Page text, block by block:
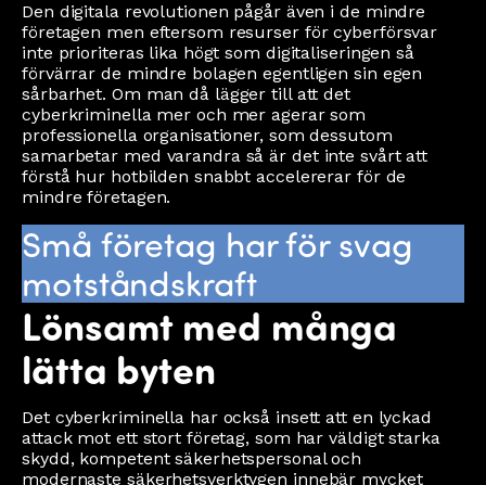
Den digitala revolutionen pågår även i de mindre
företagen men eftersom resurser för cyberförsvar
inte prioriteras lika högt som digitaliseringen så
förvärrar de mindre bolagen egentligen sin egen
sårbarhet. Om man då lägger till att det
cyberkriminella mer och mer agerar som
professionella organisationer, som dessutom
samarbetar med varandra så är det inte svårt att
förstå hur hotbilden snabbt accelererar för de
mindre företagen.
Små företag har för svag
motståndskraft
Lönsamt med många
lätta byten
Det cyberkriminella har också insett att en lyckad
attack mot ett stort företag, som har väldigt starka
skydd, kompetent säkerhetspersonal och
modernaste säkerhetsverktygen innebär mycket